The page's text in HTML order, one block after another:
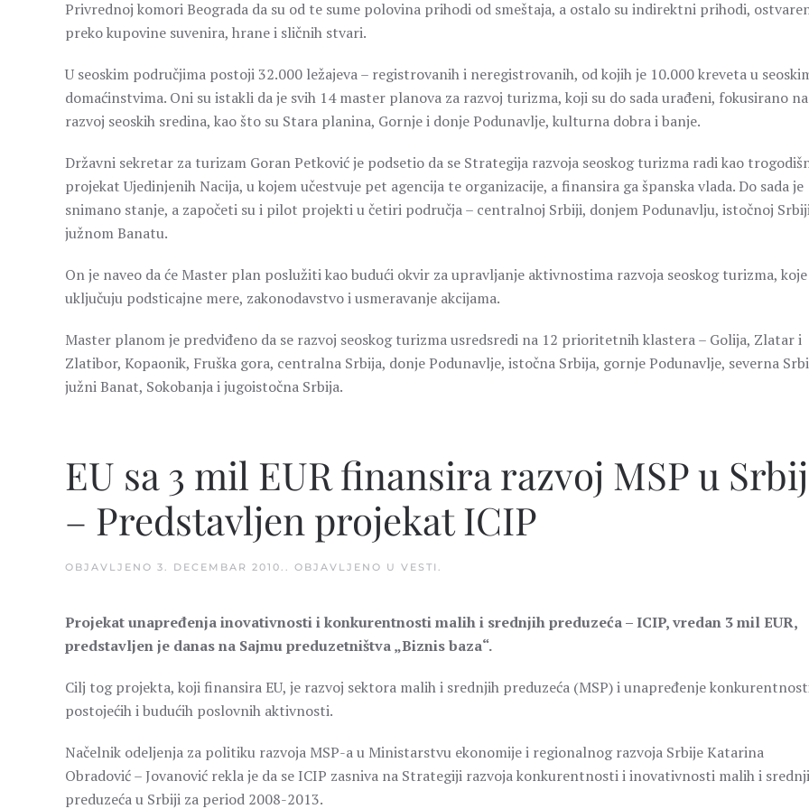
Privrednoj komori Beograda da su od te sume polovina prihodi od smeštaja, a ostalo su indirektni prihodi,
preko kupovine suvenira, hrane i sličnih stvari.
U seoskim područjima postoji 32.000 ležajeva – registrovanih i neregistrovanih, od kojih je 10.000 kreveta u
domaćinstvima. Oni su istakli da je svih 14 master planova za razvoj turizma, koji su do sada urađeni, fokusirano na
razvoj seoskih sredina, kao što su Stara planina, Gornje i donje Podunavlje, kulturna dobra i banje.
Državni sekretar za turizam Goran Petković je podsetio da se Strategija razvoja seoskog turizma radi kao
projekat Ujedinjenih Nacija, u kojem učestvuje pet agencija te organizacije, a finansira ga španska vlada. Do sada je
snimano stanje, a započeti su i pilot projekti u četiri područja – centralnoj Srbiji, donjem Podunavlju, istočnoj
južnom Banatu.
On je naveo da će Master plan poslužiti kao budući okvir za upravljanje aktivnostima razvoja seoskog turizma, koje
uključuju podsticajne mere, zakonodavstvo i usmeravanje akcijama.
Master planom je predviđeno da se razvoj seoskog turizma usredsredi na 12 prioritetnih klastera – Golija, Zlatar i
Zlatibor, Kopaonik, Fruška gora, centralna Srbija, donje Podunavlje, istočna Srbija, gornje Podunavlje, severna
južni Banat, Sokobanja i jugoistočna Srbija.
EU sa 3 mil EUR finansira razvoj MSP u
– Predstavljen projekat ICIP
OBJAVLJENO 3. DECEMBAR 2010. . OBJAVLJENO U VESTI .
Projekat unapređenja inovativnosti i konkurentnosti malih i srednjih preduzeća – ICIP, vredan 3 mil EUR,
predstavljen je danas na Sajmu preduzetništva „Biznis baza“.
Cilj tog projekta, koji finansira EU, je razvoj sektora malih i srednjih preduzeća (MSP) i unapređenje
postojećih i budućih poslovnih aktivnosti.
Načelnik odeljenja za politiku razvoja MSP-a u Ministarstvu ekonomije i regionalnog razvoja Srbije Katarina
Obradović – Jovanović rekla je da se ICIP zasniva na Strategiji razvoja konkurentnosti i inovativnosti malih i
preduzeća u Srbiji za period 2008-2013.